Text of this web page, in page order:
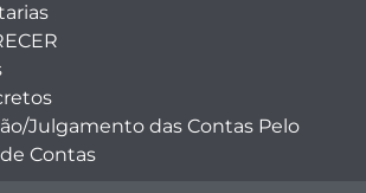
Julgamento das Contas Pelo
Contas